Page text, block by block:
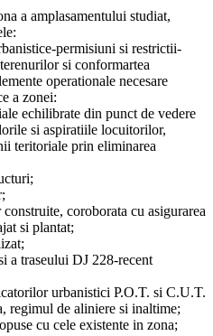
a amplasamentului studiat,
permisiuni si restrictii-
si conformartea
operationale necesare
a zonei:
echilibrate din punct de vedere
si aspiratiile locuitorilor,
teritoriale prin eliminarea
coroborata cu asigurarea
si plantat;
a traseului DJ 228-recent
urbanistici P.O.T. si C.U.T.
regimul de aliniere si inaltime;
cu cele existente in zona;